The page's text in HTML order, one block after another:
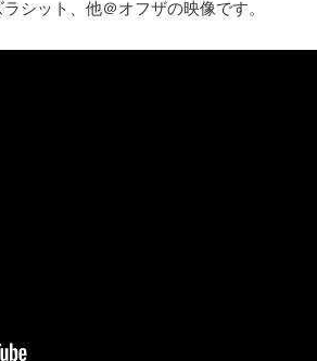
シット、他＠オフザの映像です。